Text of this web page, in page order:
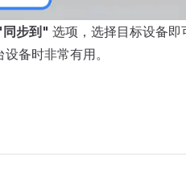
步到" 选项，选择目标设备即
备时非常有用。